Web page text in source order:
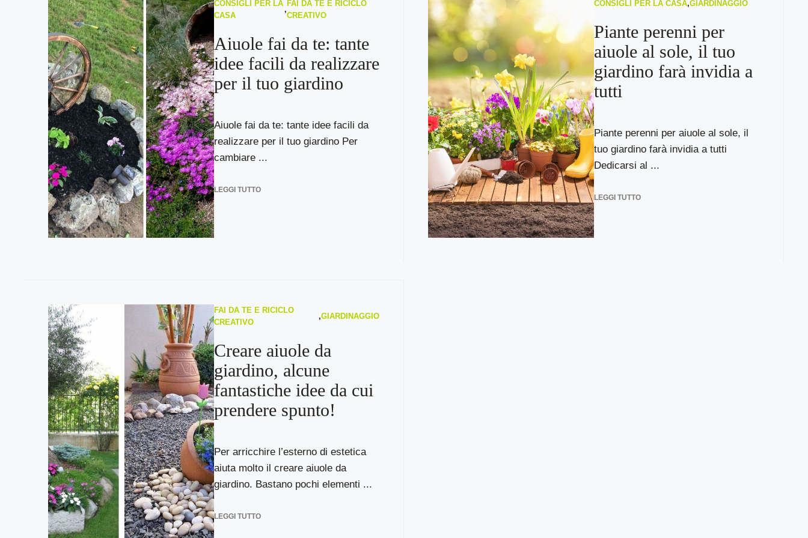
CONSIGLI PER LA
CASA
,
FAI DA TE E RICICLO
CREATIVO
Aiuole fai da te: tante
idee facili da realizzare
per il tuo giardino
Aiuole fai da te: tante idee facili da
realizzare per il tuo giardino Per
cambiare ...
LEGGI TUTTO
CONSIGLI PER LA CASA,GIARDINAGGIO
Piante perenni per
aiuole al sole, il tuo
giardino farà invidia a
tutti
Piante perenni per aiuole al sole, il
tuo giardino farà invidia a tutti
Dedicarsi al ...
LEGGI TUTTO
FAI DA TE E RICICLO
CREATIVO
,GIARDINAGGIO
Creare aiuole da
giardino, alcune
fantastiche idee da cui
prendere spunto!
Per arricchire l’esterno di estetica
aiuta molto il creare aiuole da
giardino. Bastano pochi elementi ...
LEGGI TUTTO